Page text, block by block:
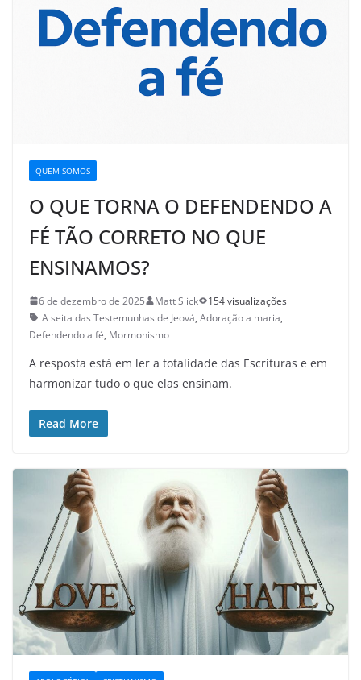
QUEM SOMOS
O QUE TORNA O DEFENDENDO A
FÉ TÃO CORRETO NO QUE
ENSINAMOS?
6 de dezembro de 2025 Matt Slick
154 visualizações
A seita das Testemunhas de Jeová, Adoração a maria,
Defendendo a fé, Mormonismo
A resposta está em ler a totalidade das Escrituras e em
harmonizar tudo o que elas ensinam.
Read More